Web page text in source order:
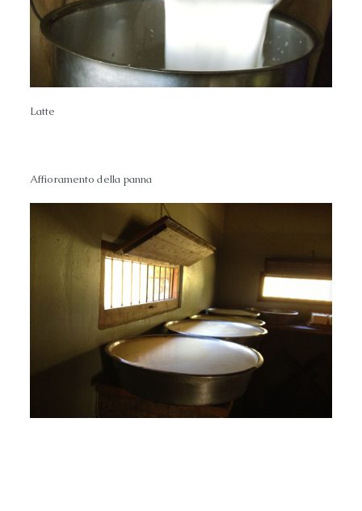
Latte
Affioramento della panna